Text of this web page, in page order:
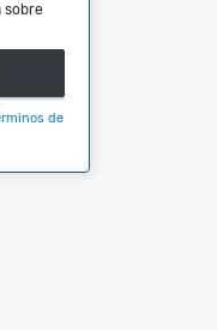
sobre
de